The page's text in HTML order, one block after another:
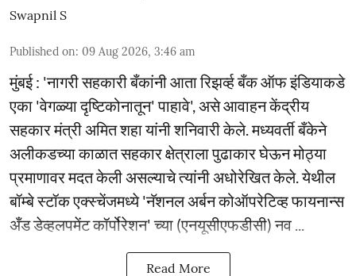
Swapnil S
Published on: 09 Aug 2026, 3:46 am
मुंबई : 'नागरी सहकारी बँकांनी आता रिझर्व्ह बँक ऑफ इंडियाकडे
एका 'वेगळ्या दृष्टिकोनातून' पाहावे', असे आवाहन केंद्रीय
सहकार मंत्री अमित शहा यांनी शनिवारी केले. मध्यवर्ती बँकेने
अलीकडच्या काळात सहकार क्षेत्राला पुढाकार घेऊन मोठ्या
प्रमाणावर मदत केली असल्याचे त्यांनी अधोरेखित केले. येथील
बॉम्बे स्टॉक एक्स्चेंजमध्ये 'नॅशनल अर्बन कोऑपरेटिव्ह फायनान्स
अँड डेव्हलपमेंट कॉर्पोरेशन' च्या (एनयूसीएफडीसी) नव ...
Read More